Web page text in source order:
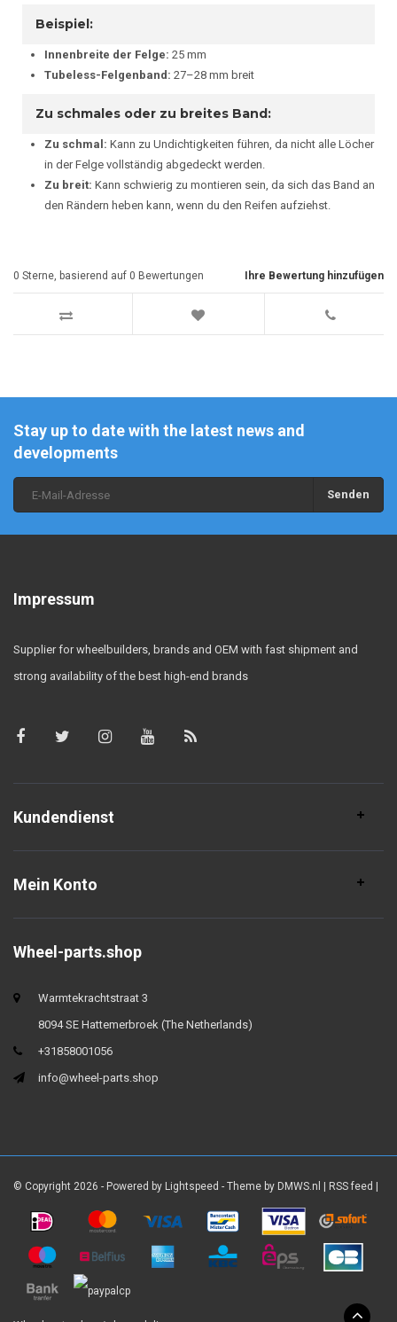
Beispiel:
Innenbreite der Felge: 25 mm
Tubeless-Felgenband: 27–28 mm breit
Zu schmales oder zu breites Band:
Zu schmal: Kann zu Undichtigkeiten führen, da nicht alle Löcher
in der Felge vollständig abgedeckt werden.
Zu breit: Kann schwierig zu montieren sein, da sich das Band an
den Rändern heben kann, wenn du den Reifen aufziehst.
Ihre Bewertung hinzufügen
0 Sterne, basierend auf 0 Bewertungen
Stay up to date with the latest news and
developments
Senden
Impressum
Supplier for wheelbuilders, brands and OEM with fast shipment and
strong availability of the best high-end brands
Kundendienst
Mein Konto
Wheel-parts.shop
Warmtekrachtstraat 3
8094 SE Hattemerbroek (The Netherlands)
+31858001056
info@wheel-parts.shop
© Copyright 2026 - Powered by Lightspeed - Theme by DMWS.nl RSS feed